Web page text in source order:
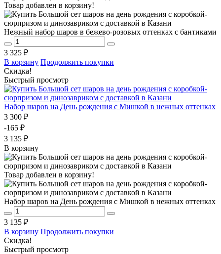
Товар добавлен в корзину!
Нежный набор шаров в бежево-розовых оттенках с бантиками
3 325 ₽
В корзину Продолжить покупки
Скидка!
Быстрый просмотр
Набор шаров на День рождения с Мишкой в нежных оттенках
3 300 ₽
-165 ₽
3 135 ₽
В корзину
Товар добавлен в корзину!
Набор шаров на День рождения с Мишкой в нежных оттенках
3 135 ₽
В корзину Продолжить покупки
Скидка!
Быстрый просмотр